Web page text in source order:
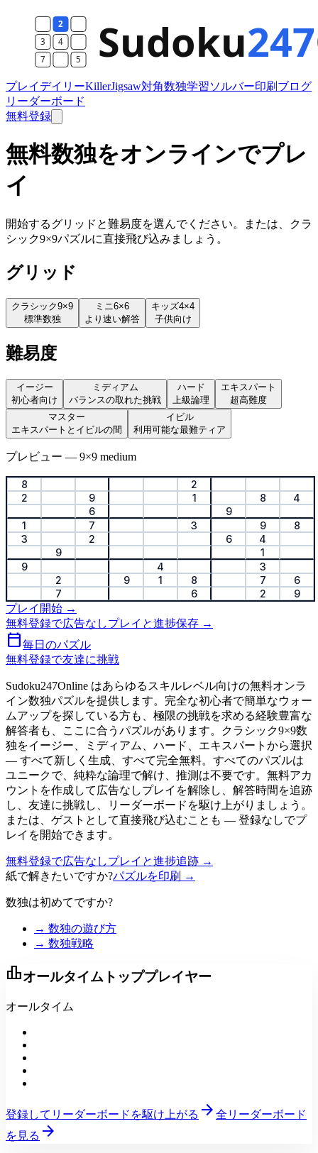
プレイ デイリーKillerJigsaw対角数独学習ソルバー印刷 ブログ
リーダーボード
無料登録
無料数独をオンラインでプレ
イ
開始するグリッドと難易度を選んでください。または、クラ
シック9×9パズルに直接飛び込みましょう。
グリッド
クラシック9×9
標準数独
ミニ 6×6
より速い解答
キッズ4×4
子供向け
難易度
イージー
初心者向け
ミディアム
バランスの取れた挑戦
ハード
上級論理
エキスパート
超高難度
マスター
エキスパートとイビルの間
イビル
利用可能な最難ティア
プレビュー — 9×9 medium
8
2
2
9 1 8
4
6
9
1
7 3 9
8
3
2 6
4
9
1
9
4
3
2
9 1 8 7
6
7
6 2
9
プレイ開始 →
無料登録で広告なしプレイと進捗保存 →
calendar_today毎日のパズル
無料登録で友達に挑戦
Sudoku247Online はあらゆるスキルレベル向けの無料オンラ
イン数独パズルを提供します。完全な初心者で簡単なウォー
ムアップを探している方も、極限の挑戦を求める経験豊富な
解答者も、ここに合うパズルがあります。クラシック9×9数
独をイージー、ミディアム、ハード、エキスパートから選択
— すべて新しく生成、すべて完全無料。すべてのパズルは
ユニークで、純粋な論理で解け、推測は不要です。無料アカ
ウントを作成して広告なしプレイを解除し、解答時間を追跡
し、友達に挑戦し、リーダーボードを駆け上がりましょう。
または、ゲストとして直接飛び込むことも — 登録なしでプ
レイを開始できます。
無料登録で広告なしプレイと進捗追跡 →
紙で解きたいですか?パズルを印刷 →
数独は初めてですか?
→ 数独の遊び方
→ 数独戦略
leaderboardオールタイムトッププレイヤー
オールタイム
登録してリーダーボードを駆け上がる arrow_forward 全リーダーボード
を見る arrow_forward